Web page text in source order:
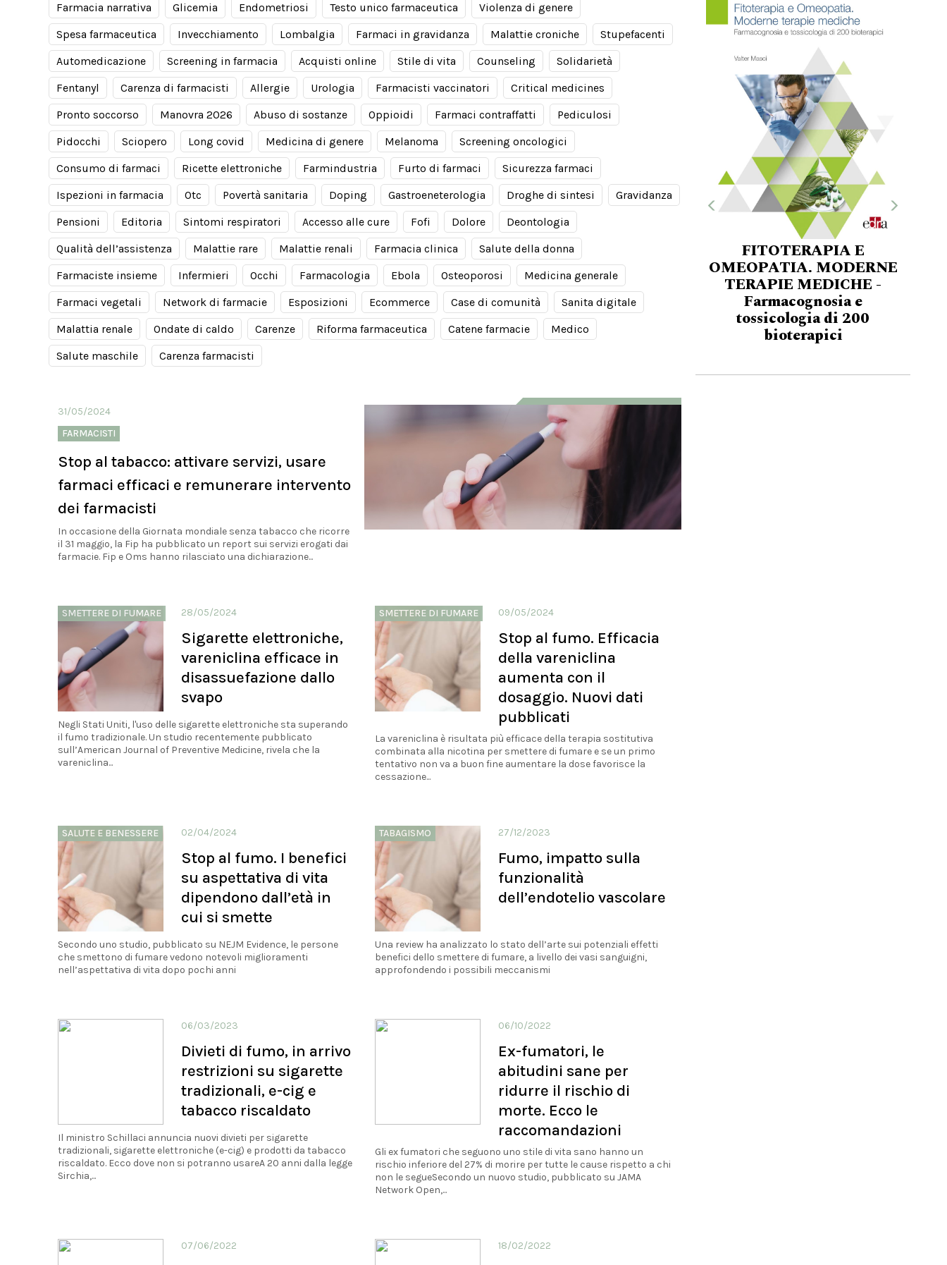
Farmacia narrativa
Glicemia Endometriosi Testo unico farmaceutica
Violenza di genere
Spesa farmaceutica
Invecchiamento Lombalgia Farmaci in gravidanza Malattie croniche
Stupefacenti
Automedicazione
Screening in farmacia Acquisti online Stile di vita Counseling
Solidarietà
Fentanyl
Carenza di farmacisti Allergie Urologia Farmacisti vaccinatori
Critical medicines
Pronto soccorso
Manovra 2026 Abuso di sostanze Oppioidi Farmaci contraffatti
Pediculosi
Pidocchi
Sciopero Long covid Medicina di genere Melanoma
Screening oncologici
Consumo di farmaci
Ricette elettroniche Farmindustria Furto di farmaci
Sicurezza farmaci
Ispezioni in farmacia
Otc Povertà sanitaria Doping Gastroeneterologia Droghe di sintesi
Gravidanza
Pensioni
Editoria Sintomi respiratori Accesso alle cure Fofi Dolore
Deontologia
Qualità dell’assistenza
Malattie rare Malattie renali Farmacia clinica
Salute della donna
Farmaciste insieme
Infermieri Occhi Farmacologia Ebola Osteoporosi
Medicina generale
Farmaci vegetali
Network di farmacie Esposizioni Ecommerce Case di comunità
Sanita digitale
Malattia renale
Ondate di caldo Carenze Riforma farmaceutica Catene farmacie
Medico
Salute maschile
Carenza farmacisti
31/05/2024
FARMACISTI
Stop al tabacco: attivare servizi, usare
farmaci efficaci e remunerare intervento
dei farmacisti
In occasione della Giornata mondiale senza tabacco che ricorre
il 31 maggio, la Fip ha pubblicato un report sui servizi erogati dai
farmacie. Fip e Oms hanno rilasciato una dichiarazione...
SMETTERE DI FUMARE 28/05/2024
Sigarette elettroniche,
vareniclina efficace in
disassuefazione dallo
svapo
Negli Stati Uniti, l'uso delle sigarette elettroniche sta superando
il fumo tradizionale. Un studio recentemente pubblicato
sull’American Journal of Preventive Medicine, rivela che la
vareniclina...
SMETTERE DI FUMARE 09/05/2024
Stop al fumo. Efficacia
della vareniclina
aumenta con il
dosaggio. Nuovi dati
pubblicati
La vareniclina è risultata più efficace della terapia sostitutiva
combinata alla nicotina per smettere di fumare e se un primo
tentativo non va a buon fine aumentare la dose favorisce la
cessazione...
SALUTE E BENESSERE 02/04/2024
Stop al fumo. I benefici
su aspettativa di vita
dipendono dall’età in
cui si smette
Secondo uno studio, pubblicato su NEJM Evidence, le persone
che smettono di fumare vedono notevoli miglioramenti
nell’aspettativa di vita dopo pochi anni
TABAGISMO 27/12/2023
Fumo, impatto sulla
funzionalità
dell’endotelio vascolare
Una review ha analizzato lo stato dell’arte sui potenziali effetti
benefici dello smettere di fumare, a livello dei vasi sanguigni,
approfondendo i possibili meccanismi
06/03/2023
Divieti di fumo, in arrivo
restrizioni su sigarette
tradizionali, e-cig e
tabacco riscaldato
Il ministro Schillaci annuncia nuovi divieti per sigarette
tradizionali, sigarette elettroniche (e-cig) e prodotti da tabacco
riscaldato. Ecco dove non si potranno usareA 20 anni dalla legge
Sirchia,...
06/10/2022
Ex-fumatori, le
abitudini sane per
ridurre il rischio di
morte. Ecco le
raccomandazioni
Gli ex fumatori che seguono uno stile di vita sano hanno un
rischio inferiore del 27% di morire per tutte le cause rispetto a chi
non le segueSecondo un nuovo studio, pubblicato su JAMA
Network Open,...
07/06/2022 18/02/2022
FITOTERAPIA E
OMEOPATIA. MODERNE
TERAPIE MEDICHE -
Farmacognosia e
tossicologia di 200
bioterapici